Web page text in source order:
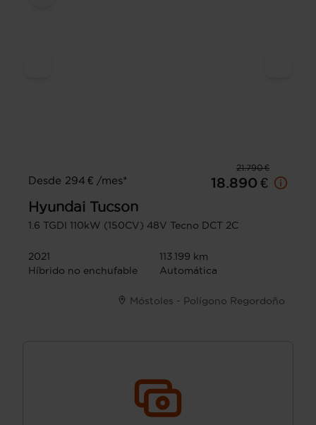
21.790 €
Desde 294 € /mes*
18.890 €
Hyundai Tucson
1.6 TGDI 110kW (150CV) 48V Tecno DCT 2C
2021
113.199 km
Híbrido no enchufable
Automática
Móstoles - Polígono Regordoño